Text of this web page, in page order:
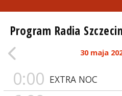
Program Radia
30 maja
0:00 EXTRA NOC